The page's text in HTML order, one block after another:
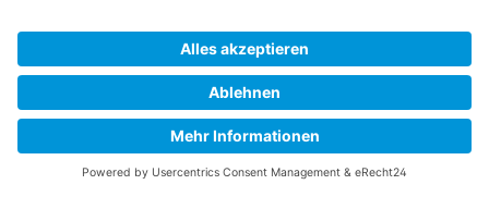
Camaro Storefinder
mehr erfahren